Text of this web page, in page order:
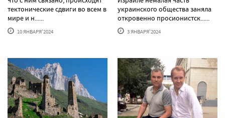
тектонические сдвиги во всем в
мире и н......
10 ЯНВАРЯ'2024
украинского общества заняла
откровенно просионистск......
3 ЯНВАРЯ'2024